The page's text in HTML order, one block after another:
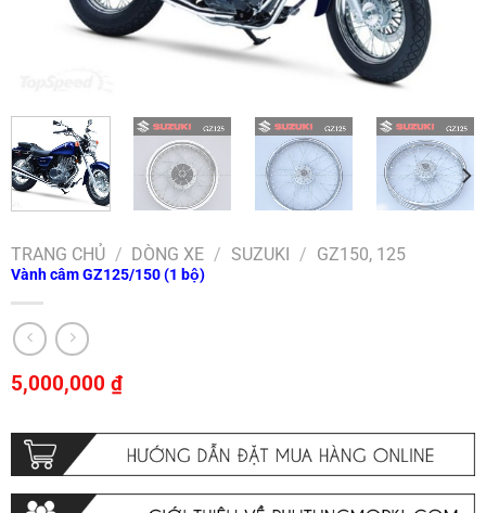
TRANG CHỦ / DÒNG XE / SUZUKI / GZ150, 125
Vành câm GZ125/150 (1 bộ)
5,000,000 ₫